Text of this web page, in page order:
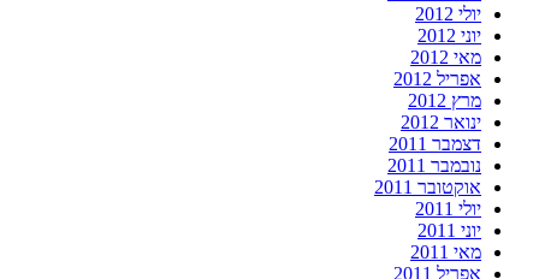
יולי 2012
יוני 2012
מאי 2012
אפריל 2012
מרץ 2012
ינואר 2012
דצמבר 2011
נובמבר 2011
אוקטובר 2011
יולי 2011
יוני 2011
מאי 2011
אפריל 2011